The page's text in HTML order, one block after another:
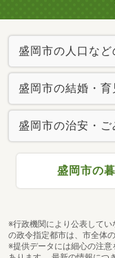
盛岡市の人口など
盛岡市の結婚・
盛岡市の治安・ご
盛岡市の
※行政機関により公表して
の政令指定都市は、市全体
※提供データには細心の注